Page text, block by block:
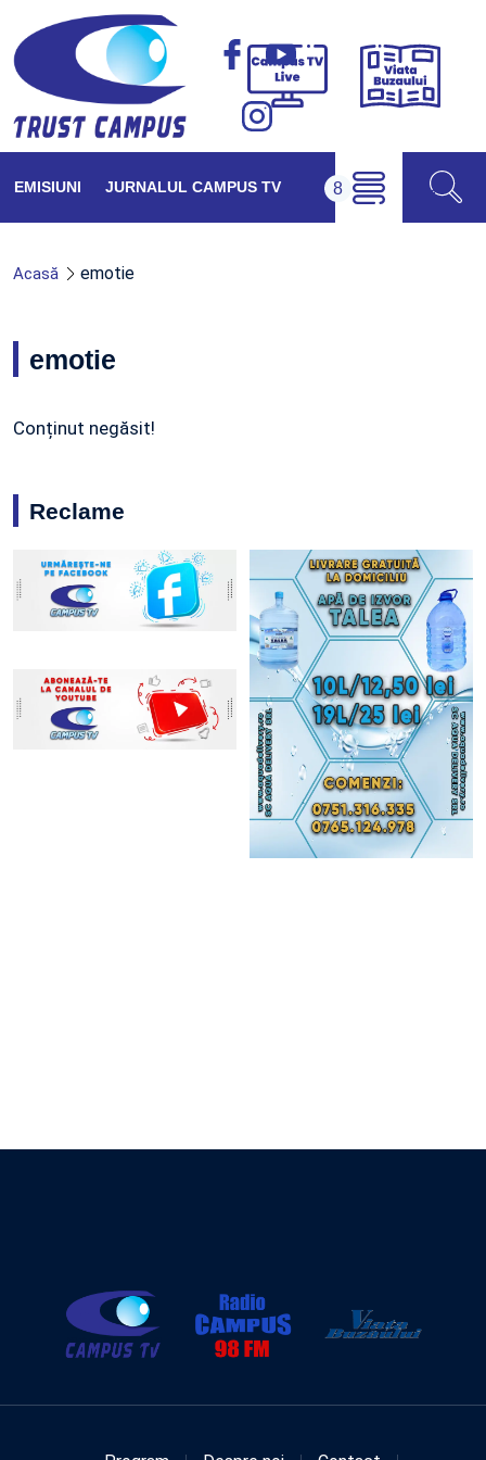
Campus
Viața
EMISIUNI JURNALUL CAMPUS TV
Acasă emotie
emotie
Conținut negăsit!
Reclame